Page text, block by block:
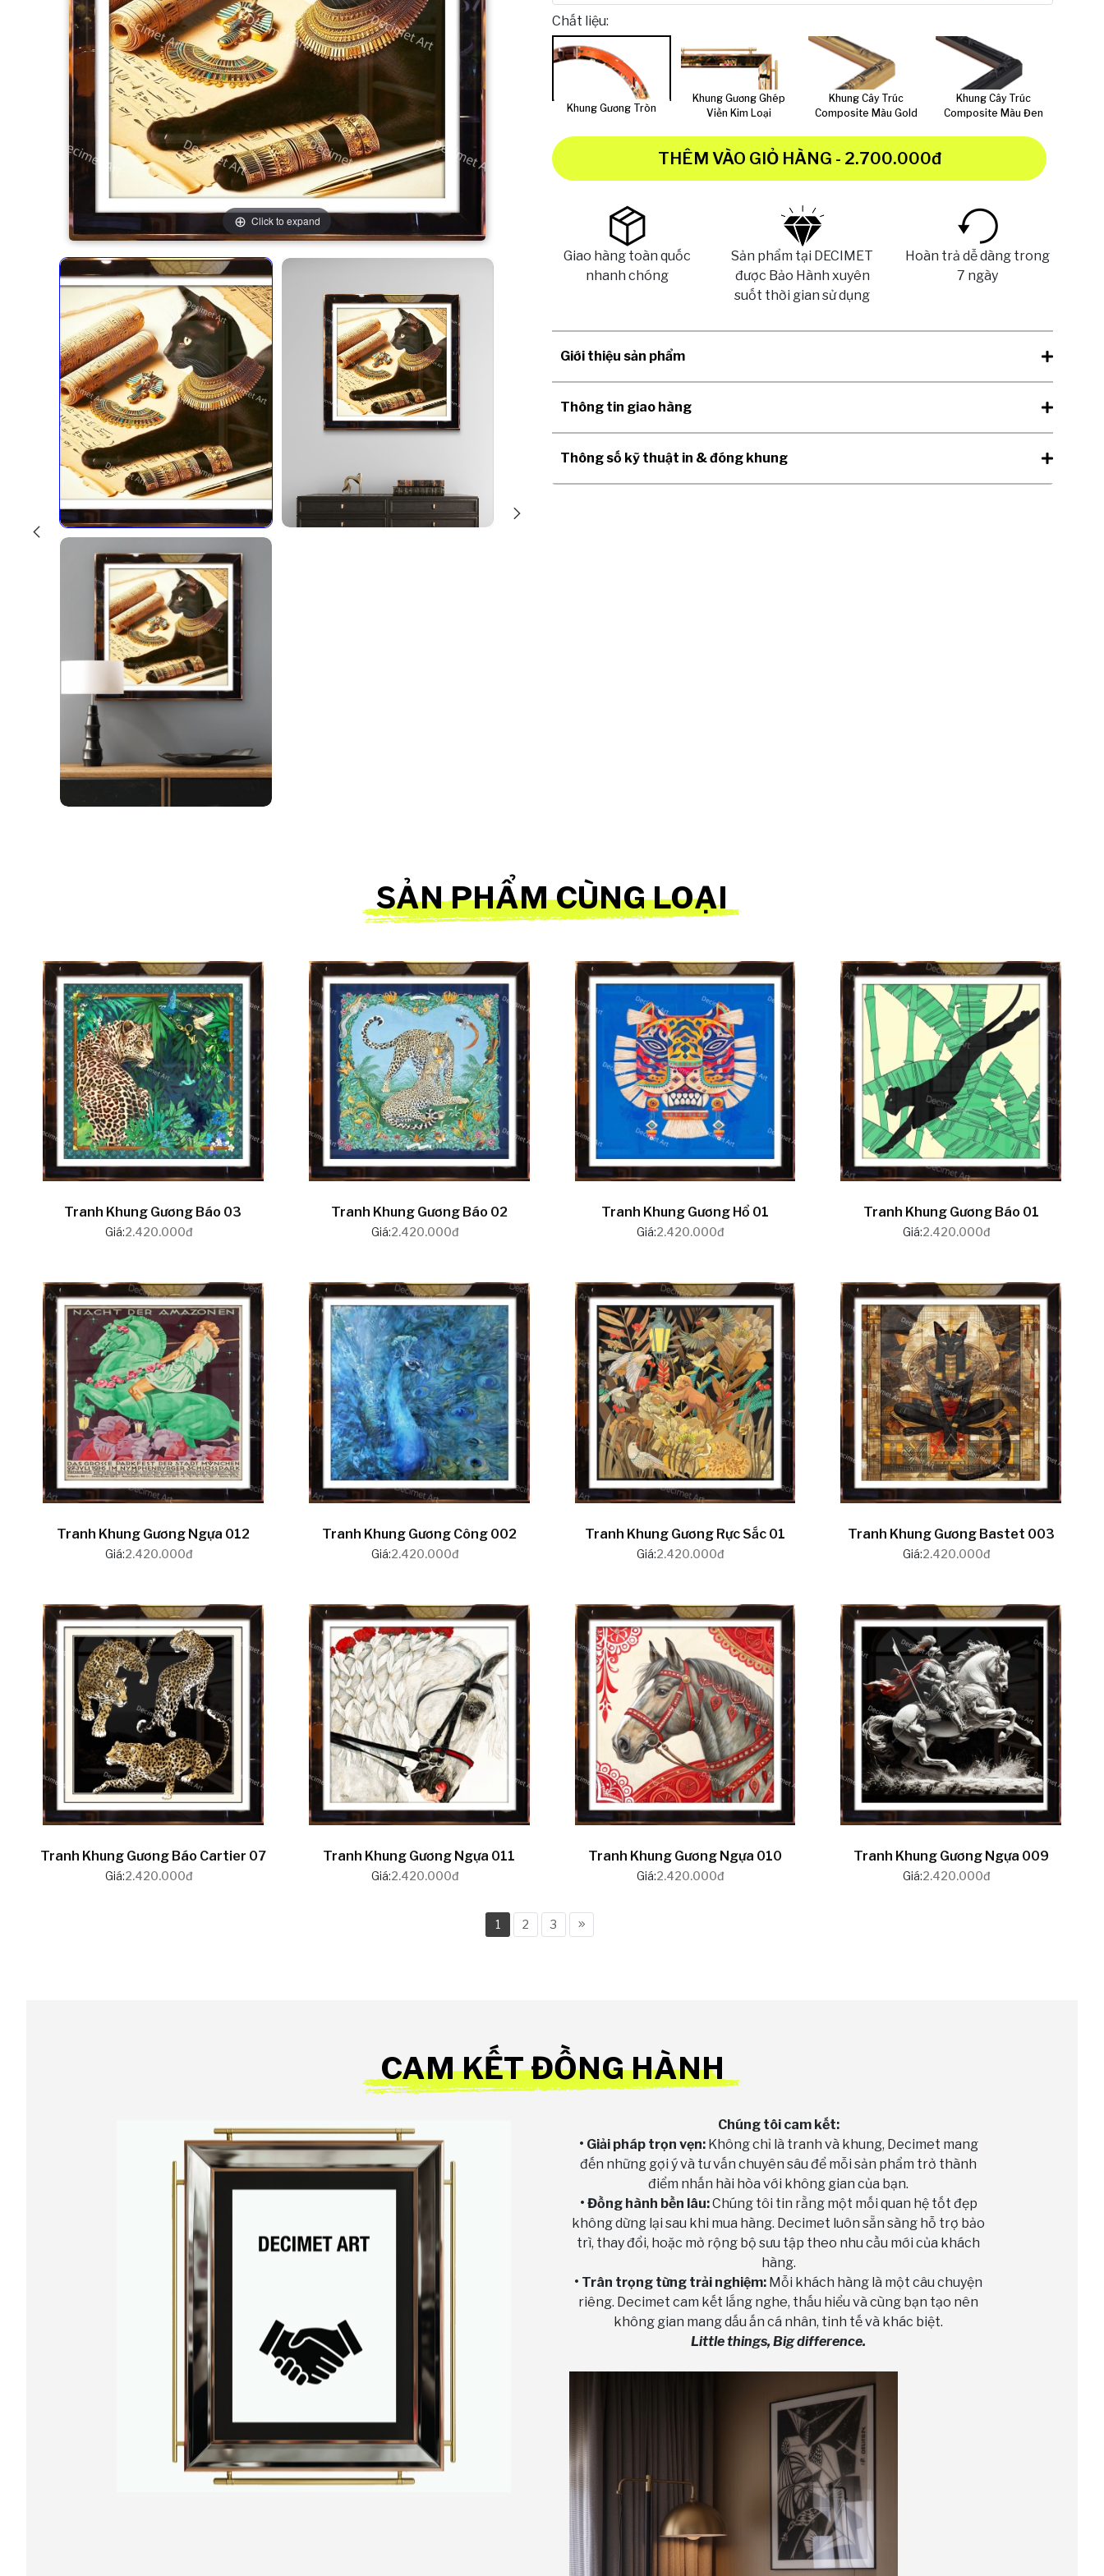
Click to expand
Chất liệu:
Khung Gương Tròn
Khung Gương Ghép
Viền Kim Loại
Khung Cây Trúc
Composite Màu Gold
Khung Cây Trúc
Composite Màu Đen
THÊM VÀO GIỎ HÀNG - 2.700.000đ
Giao hàng toàn quốc
nhanh chóng
Sản phẩm tại DECIMET
được Bảo Hành xuyên
suốt thời gian sử dụng
Hoàn trả dễ dàng trong
7 ngày
Giới thiệu sản phẩm
Thông tin giao hàng
Thông số kỹ thuật in & đóng khung
SẢN PHẨM CÙNG LOẠI
Tranh Khung Gương Báo 03
Giá:2.420.000đ
Tranh Khung Gương Báo 02
Giá:2.420.000đ
Tranh Khung Gương Hổ 01
Giá:2.420.000đ
Tranh Khung Gương Báo 01
Giá:2.420.000đ
Tranh Khung Gương Ngựa 012
Giá:2.420.000đ
Tranh Khung Gương Công 002
Giá:2.420.000đ
Tranh Khung Gương Rực Sắc 01
Giá:2.420.000đ
Tranh Khung Gương Bastet 003
Giá:2.420.000đ
Tranh Khung Gương Báo Cartier 07
Giá:2.420.000đ
Tranh Khung Gương Ngựa 011
Giá:2.420.000đ
Tranh Khung Gương Ngựa 010
Giá:2.420.000đ
Tranh Khung Gương Ngựa 009
Giá:2.420.000đ
1 2 3
CAM KẾT ĐỒNG HÀNH
Chúng tôi cam kết:
• Giải pháp trọn vẹn: Không chỉ là tranh và khung, Decimet mang
đến những gợi ý và tư vấn chuyên sâu để mỗi sản phẩm trở thành
điểm nhấn hài hòa với không gian của bạn.
• Đồng hành bền lâu:Chúng tôi tin rằng một mối quan hệ tốt đẹp
không dừng lại sau khi mua hàng. Decimet luôn sẵn sàng hỗ trợ bảo
trì, thay đổi, hoặc mở rộng bộ sưu tập theo nhu cầu mới của khách
hàng.
• Trân trọng từng trải nghiệm: Mỗi khách hàng là một câu chuyện
riêng. Decimet cam kết lắng nghe, thấu hiểu và cùng bạn tạo nên
không gian mang dấu ấn cá nhân, tinh tế và khác biệt.
Little things, Big difference.